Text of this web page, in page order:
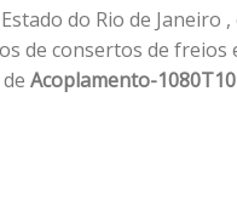
do Rio de Janeiro
de consertos de freios
Acoplamento-